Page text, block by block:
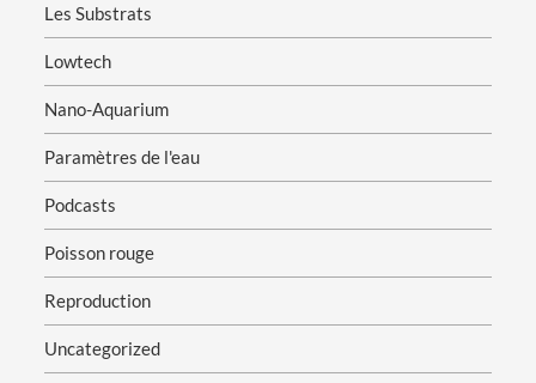
Les Substrats
Lowtech
Nano-Aquarium
Paramètres de l'eau
Podcasts
Poisson rouge
Reproduction
Uncategorized